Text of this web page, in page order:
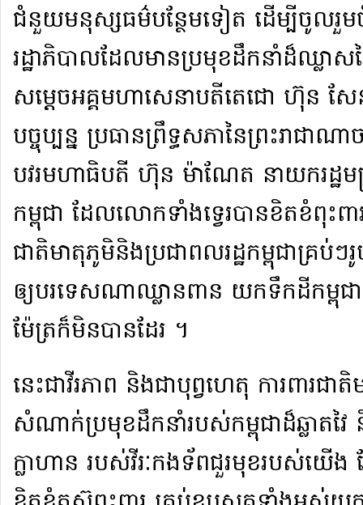
ជំនួយ​មនុស្សធម៌​បន្ថែមទៀត ដើម្បី​ចូលរួ
រដ្ឋាភិបាល​ដែល​មាន​ប្រមុខ​ដឹកនាំ​ដ៏​ឈ្លាស
សម្ដេច​អគ្គមហាសេនាបតី​តេជោ ហ៊ុន សែ
បច្ចុប្បន្ន ប្រធាន​ព្រឹទ្ធសភា​នៃ​ព្រះរាជាណ
បវរ​មហា​ធិបតី ហ៊ុន ម៉ា​ណែ​ត នាយករដ្ឋមន្
កម្ពុជា ដែល​លោក​ទាំង​ទ្វេរ​បាន​ខិតខំ​ពុះព
ជាតិ​មាតុភូមិ​និង​ប្រជាពលរដ្ឋ​កម្ពុជា​គ្រប់
ឲ្យ​បរទេ​សណា​ឈ្លានពាន យក​ទឹកដី​កម្ពុ
ម៉ែត្រ​ក៏​មិនបាន​ដែរ ។​
នេះ​ជា​វីរភាព និង​ជា​បុព្វហេតុ ការពារជា
សំណាក់​ប្រមុខ​ដឹកនាំ​របស់​កម្ពុជា​ដ៏​ឆ្លាត​វៃ
ក្លាហាន របស់​វីរៈ​កងទ័ព​ជួរមុខ​របស់​យ